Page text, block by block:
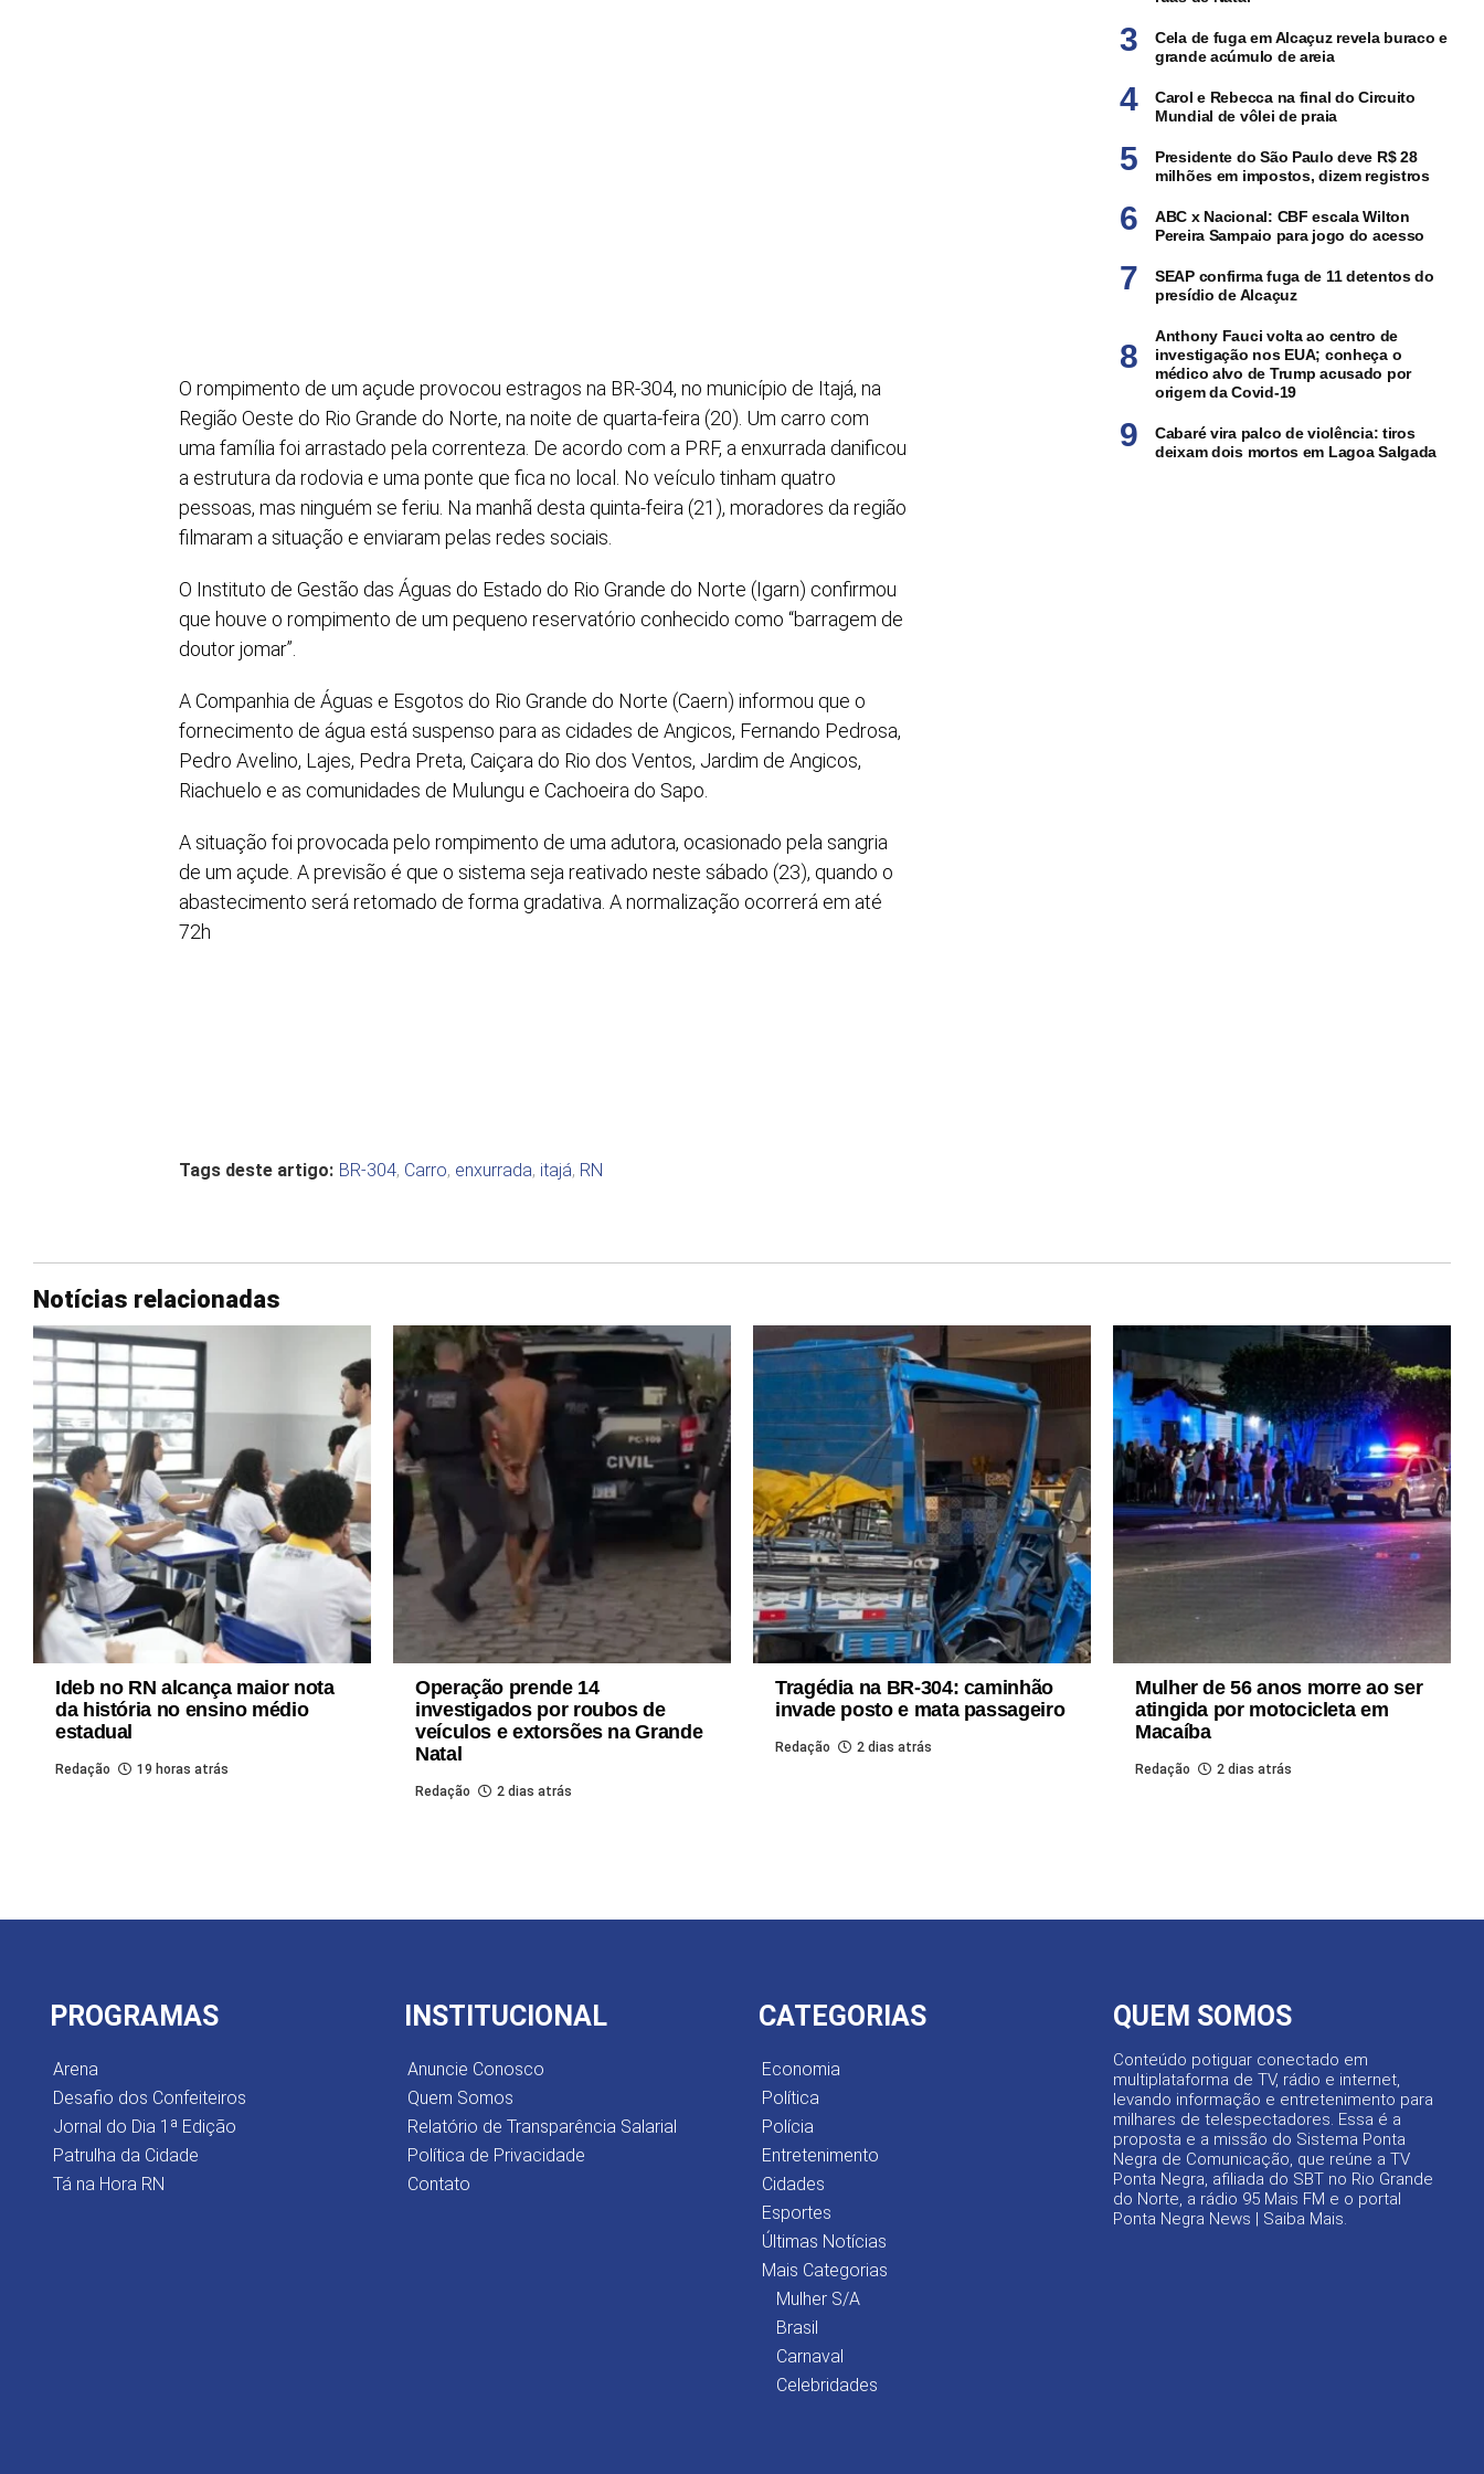
O rompimento de um açude provocou estragos na BR-304, no município de Itajá, na
Região Oeste do Rio Grande do Norte, na noite de quarta-feira (20). Um carro com
uma família foi arrastado pela correnteza. De acordo com a PRF, a enxurrada danificou
a estrutura da rodovia e uma ponte que fica no local. No veículo tinham quatro
pessoas, mas ninguém se feriu. Na manhã desta quinta-feira (21), moradores da região
filmaram a situação e enviaram pelas redes sociais.
O Instituto de Gestão das Águas do Estado do Rio Grande do Norte (Igarn) confirmou
que houve o rompimento de um pequeno reservatório conhecido como “barragem de
doutor jomar”.
A Companhia de Águas e Esgotos do Rio Grande do Norte (Caern) informou que o
fornecimento de água está suspenso para as cidades de Angicos, Fernando Pedrosa,
Pedro Avelino, Lajes, Pedra Preta, Caiçara do Rio dos Ventos, Jardim de Angicos,
Riachuelo e as comunidades de Mulungu e Cachoeira do Sapo.
A situação foi provocada pelo rompimento de uma adutora, ocasionado pela sangria
de um açude. A previsão é que o sistema seja reativado neste sábado (23), quando o
abastecimento será retomado de forma gradativa. A normalização ocorrerá em até
72h
Tags deste artigo: BR-304, Carro, enxurrada, itajá, RN
Cela de fuga em Alcaçuz revela buraco e
grande acúmulo de areia
Carol e Rebecca na final do Circuito
Mundial de vôlei de praia
Presidente do São Paulo deve R$ 28
milhões em impostos, dizem registros
ABC x Nacional: CBF escala Wilton
Pereira Sampaio para jogo do acesso
SEAP confirma fuga de 11 detentos do
presídio de Alcaçuz
Anthony Fauci volta ao centro de
investigação nos EUA; conheça o
médico alvo de Trump acusado por
origem da Covid-19
Cabaré vira palco de violência: tiros
deixam dois mortos em Lagoa Salgada
Notícias relacionadas
Ideb no RN alcança maior nota
da história no ensino médio
estadual
Redação 19 horas atrás
Operação prende 14
investigados por roubos de
veículos e extorsões na Grande
Natal
Redação 2 dias atrás
Tragédia na BR-304: caminhão
invade posto e mata passageiro
Redação 2 dias atrás
Mulher de 56 anos morre ao ser
atingida por motocicleta em
Macaíba
Redação 2 dias atrás
PROGRAMAS
Arena
Desafio dos Confeiteiros
Jornal do Dia 1ª Edição
Patrulha da Cidade
Tá na Hora RN
INSTITUCIONAL
Anuncie Conosco
Quem Somos
Relatório de Transparência Salarial
Política de Privacidade
Contato
CATEGORIAS
Economia
Política
Polícia
Entretenimento
Cidades
Esportes
Últimas Notícias
Mais Categorias
Mulher S/A
Brasil
Carnaval
Celebridades
QUEM SOMOS
Conteúdo potiguar conectado em
multiplataforma de TV, rádio e internet,
levando informação e entretenimento para
milhares de telespectadores. Essa é a
proposta e a missão do Sistema Ponta
Negra de Comunicação, que reúne a TV
Ponta Negra, afiliada do SBT no Rio Grande
do Norte, a rádio 95 Mais FM e o portal
Ponta Negra News | Saiba Mais.